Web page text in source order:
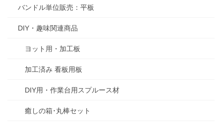
バンドル単位販売：平板
DIY・趣味関連商品
ヨット用・加工板
加工済み 看板用板
DIY用・作業台用スプルース材
癒しの箱･丸棒セット